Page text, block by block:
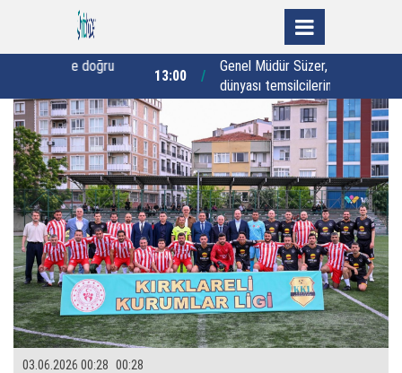
13:00
Genel Müdür Süzer, kamu ve iş
dünyası temsilcilerini ağırladı
00:28
03.06.2026 00:28